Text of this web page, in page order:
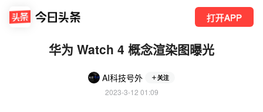
打开APP
华为 Watch 4 概念渲染图曝光
AI科技号外 关注
2023-3-12 01:09